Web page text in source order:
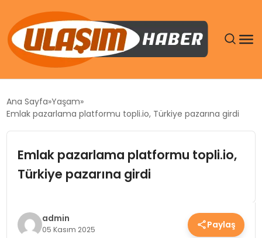
DÜNYA
EKONOMI
SPOR
Ana Sayfa Yaşam
Emlak pazarlama platformu topli.io, Türkiye pazarına girdi
Emlak pazarlama platformu topli.io,
Türkiye pazarına girdi
admin
05 Kasım 2025 Paylaş